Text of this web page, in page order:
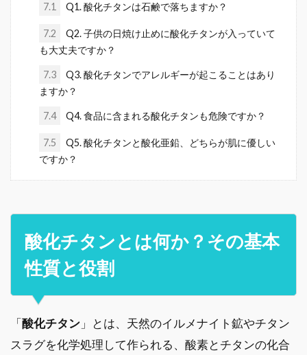
7.1 Q1. 酸化チタンは石鹸で落ちますか？
7.2
Q2. 子供の日焼け止めに酸化チタンが入っていて
も大丈夫ですか？
7.3
Q3. 酸化チタンでアレルギーが起こることはあり
ますか？
7.4 Q4. 食品に含まれる酸化チタンも危険ですか？
7.5
Q5. 酸化チタンと酸化亜鉛、どちらが肌に優しい
ですか？
酸化チタンとは何か？その基本
性質と役割
「酸化チタン 」とは、天然のイルメナイト鉱やチタン
スラグを化学処理して作られる、酸素とチタンの化合